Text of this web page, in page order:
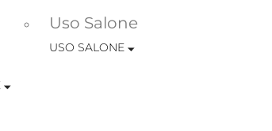
Uso Salone
USO SALONE